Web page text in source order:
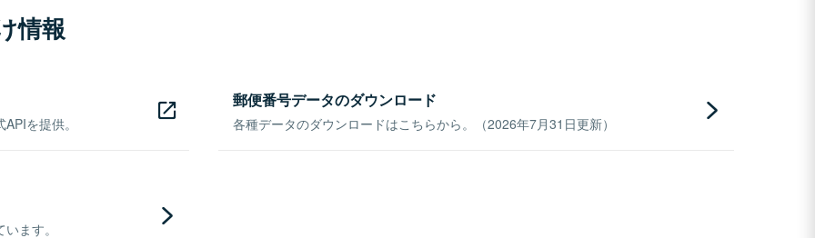
情報
を提供。
郵便番号データのダウンロード
各種データのダウンロードはこちらから。（2026年7月31日更新）
ます。